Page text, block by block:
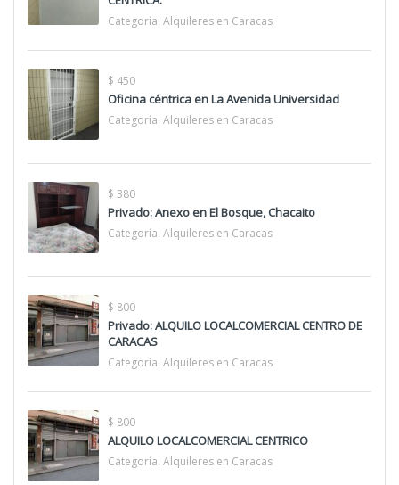
Categoría: Alquileres en Caracas
$ 450
Oficina céntrica en La Avenida Universidad
Categoría: Alquileres en Caracas
$ 380
Privado: Anexo en El Bosque, Chacaito
Categoría: Alquileres en Caracas
$ 800
Privado: ALQUILO LOCALCOMERCIAL CENTRO DE
CARACAS
Categoría: Alquileres en Caracas
$ 800
ALQUILO LOCALCOMERCIAL CENTRICO
Categoría: Alquileres en Caracas